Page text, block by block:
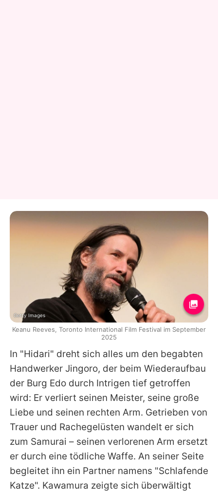
In "Hidari" dreht sich alles um den begabten
Handwerker Jingoro, der beim Wiederaufbau
der Burg Edo durch Intrigen tief getroffen
wird: Er verliert seinen Meister, seine große
Liebe und seinen rechten Arm. Getrieben von
Trauer und Rachegelüsten wandelt er sich
zum Samurai – seinen verlorenen Arm ersetzt
er durch eine tödliche Waffe. An seiner Seite
begleitet ihn ein Partner namens "Schlafende
Katze". Kawamura zeigte sich überwältigt
Getty Images
Keanu Reeves, Toronto International Film Festival im September
2025